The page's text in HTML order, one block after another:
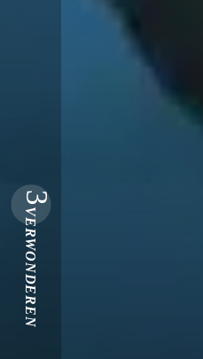
3
VERWONDEREN